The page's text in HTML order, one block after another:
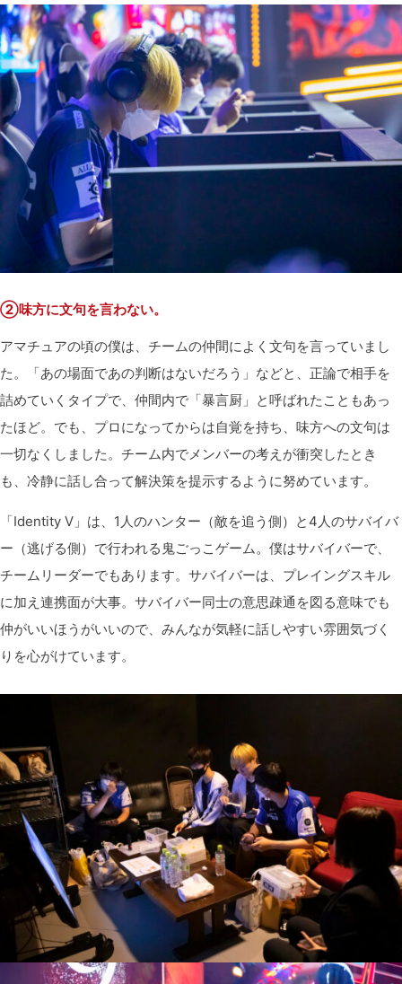
②味方に文句を言わない。
アマチュアの頃の僕は、チームの仲間によく文句を言っていまし
た。「あの場面であの判断はないだろう」などと、正論で相手を
詰めていくタイプで、仲間内で「暴言厨」と呼ばれたこともあっ
たほど。でも、プロになってからは自覚を持ち、味方への文句は
一切なくしました。チーム内でメンバーの考えが衝突したとき
も、冷静に話し合って解決策を提示するように努めています。
「Identity V」は、1人のハンター（敵を追う側）と4人のサバイバ
ー（逃げる側）で行われる鬼ごっこゲーム。僕はサバイバーで、
チームリーダーでもあります。サバイバーは、プレイングスキル
に加え連携面が大事。サバイバー同士の意思疎通を図る意味でも
仲がいいほうがいいので、みんなが気軽に話しやすい雰囲気づく
りを心がけています。